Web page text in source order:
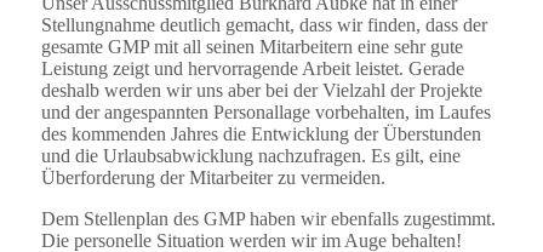
Stellungnahme deutlich gemacht, dass wir finden, dass der
gesamte GMP mit all seinen Mitarbeitern eine sehr gute
Leistung zeigt und hervorragende Arbeit leistet. Gerade
deshalb werden wir uns aber bei der Vielzahl der Projekte
und der angespannten Personallage vorbehalten, im Laufes
des kommenden Jahres die Entwicklung der Überstunden
und die Urlaubsabwicklung nachzufragen. Es gilt, eine
Überforderung der Mitarbeiter zu vermeiden.
Dem Stellenplan des GMP haben wir ebenfalls zugestimmt.
Die personelle Situation werden wir im Auge behalten!